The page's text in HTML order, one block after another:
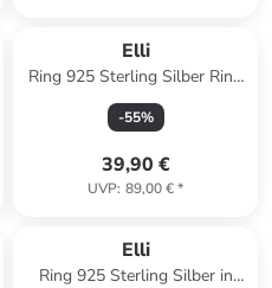
Elli
Ring 925 Sterling Silber Ring
Set in Gold
-55%
39,90 €
UVP: 89,00 €*
Elli
Ring 925 Sterling Silber in